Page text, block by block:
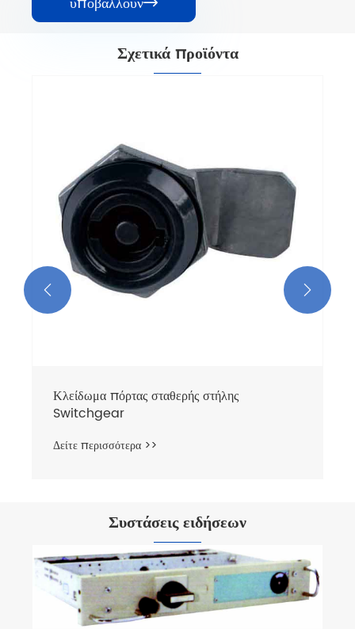
Σχετικά προϊόντα
Δείτε περισσότερα >>
 
Συστάσεις ειδήσεων
Ποια είναι τα αξεσουάρ για συσκευές διανομής
χαμηλής τάσης;